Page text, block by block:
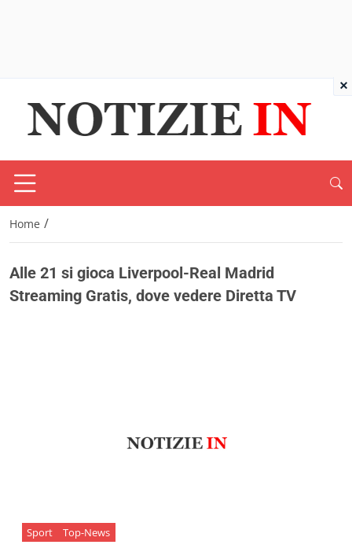
Home /
Alle 21 si gioca Liverpool-Real Madrid
Streaming Gratis, dove vedere Diretta TV
Sport Top-News
×